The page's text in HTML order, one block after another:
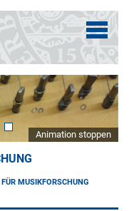
Animation stoppen
FÜR MUSIKFORSCHUNG